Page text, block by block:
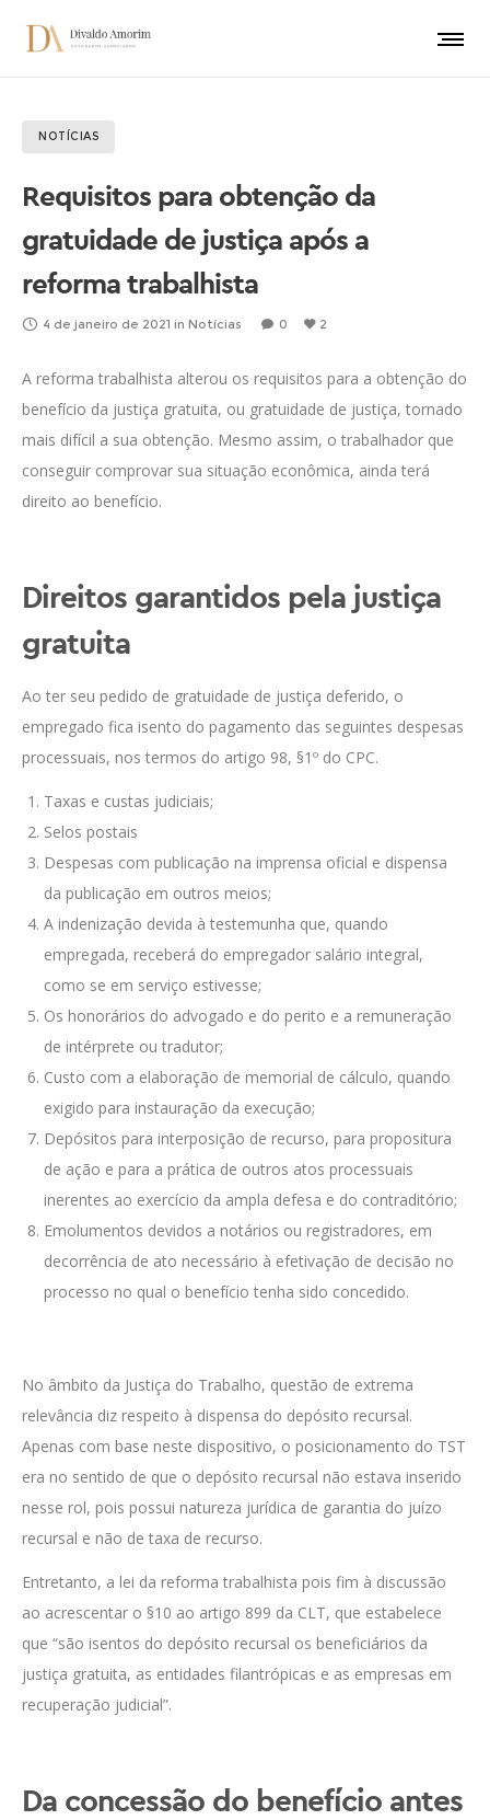
NOTÍCIAS
Requisitos para obtenção da
gratuidade de justiça após a
reforma trabalhista
4 de janeiro de 2021 in Notícias 0 2
A reforma trabalhista alterou os requisitos para a obtenção do
benefício da justiça gratuita, ou gratuidade de justiça, tornado
mais difícil a sua obtenção. Mesmo assim, o trabalhador que
conseguir comprovar sua situação econômica, ainda terá
direito ao benefício.
Direitos garantidos pela justiça
gratuita
Ao ter seu pedido de gratuidade de justiça deferido, o
empregado fica isento do pagamento das seguintes despesas
processuais, nos termos do artigo 98, §1º do CPC.
Taxas e custas judiciais;
Selos postais
Despesas com publicação na imprensa oficial e dispensa
da publicação em outros meios;
A indenização devida à testemunha que, quando
empregada, receberá do empregador salário integral,
como se em serviço estivesse;
Os honorários do advogado e do perito e a remuneração
de intérprete ou tradutor;
Custo com a elaboração de memorial de cálculo, quando
exigido para instauração da execução;
Depósitos para interposição de recurso, para propositura
de ação e para a prática de outros atos processuais
inerentes ao exercício da ampla defesa e do contraditório;
Emolumentos devidos a notários ou registradores, em
decorrência de ato necessário à efetivação de decisão no
processo no qual o benefício tenha sido concedido.
No âmbito da Justiça do Trabalho, questão de extrema
relevância diz respeito à dispensa do depósito recursal.
Apenas com base neste dispositivo, o posicionamento do TST
era no sentido de que o depósito recursal não estava inserido
nesse rol, pois possui natureza jurídica de garantia do juízo
recursal e não de taxa de recurso.
Entretanto, a lei da reforma trabalhista pois fim à discussão
ao acrescentar o §10 ao artigo 899 da CLT, que estabelece
que “são isentos do depósito recursal os beneficiários da
justiça gratuita, as entidades filantrópicas e as empresas em
recuperação judicial”.
Da concessão do benefício antes